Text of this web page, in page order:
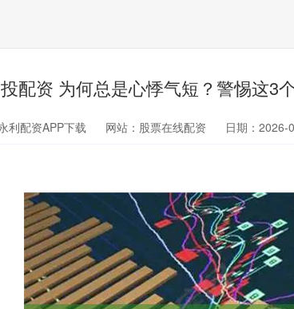
配资 为何总是心悸气短？警惕这3
利配资APP下载 网站：股票在线配资 日期：2026-